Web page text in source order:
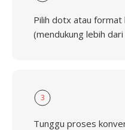
Pilih dotx atau format
(mendukung lebih
3
Tunggu proses